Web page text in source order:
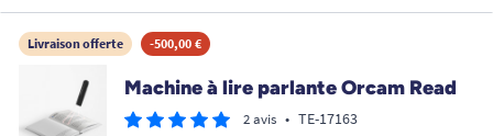
Livraison offerte -500,00 €
Machine à lire parlante Orcam Read
2 avis • TE-17163